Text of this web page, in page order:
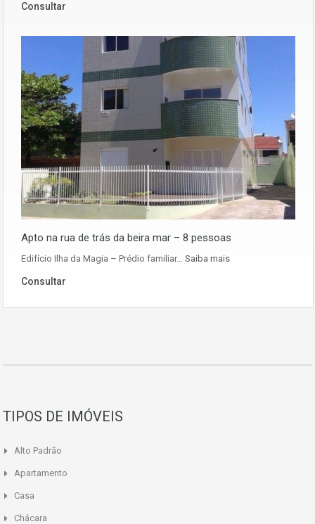
Consultar
Apto na rua de trás da beira mar – 8 pessoas
Edifício Ilha da Magia – Prédio familiar… Saiba mais
Consultar
TIPOS DE IMÓVEIS
Alto Padrão
Apartamento
Casa
Chácara